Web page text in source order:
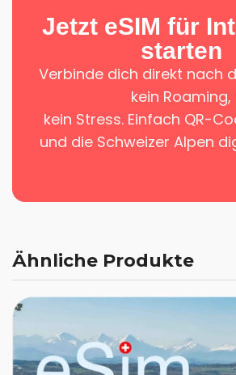
Jetzt eSIM für
starten
Verbinde dich direkt nach
kein Roaming,
kein Stress. Einfach QR-
und die Schweizer Alpen
Ähnliche Produkte